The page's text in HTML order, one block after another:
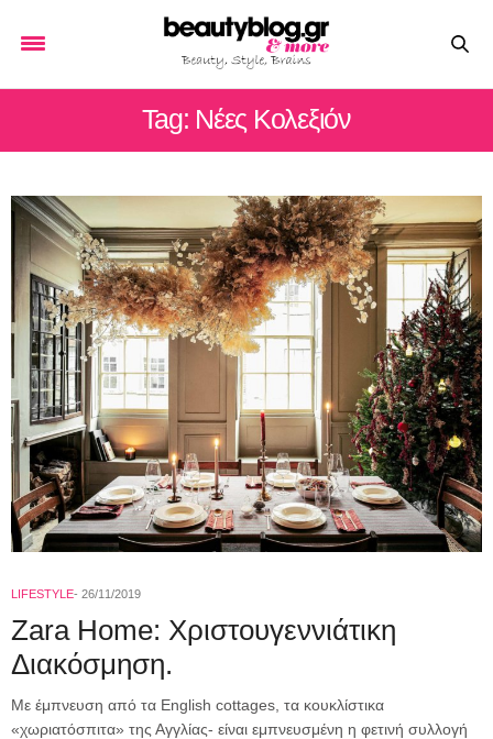
Tag: Νέες Κολεξιόν
LIFESTYLE 26/11/2019
Zara Home: Χριστουγεννιάτικη
Διακόσμηση.
Με έμπνευση από τα English cottages, τα κουκλίστικα
«χωριατόσπιτα» της Αγγλίας- είναι εμπνευσμένη η φετινή συλλογή